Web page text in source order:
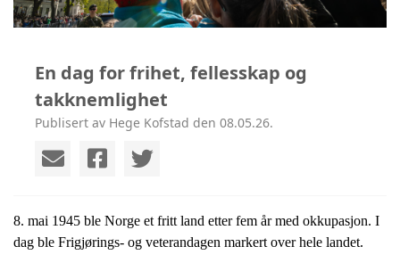
En dag for frihet, fellesskap og
takknemlighet
Publisert av Hege Kofstad den 08.05.26.
8. mai 1945 ble Norge et fritt land etter fem år med okkupasjon. I
dag ble Frigjørings- og veterandagen markert over hele landet.